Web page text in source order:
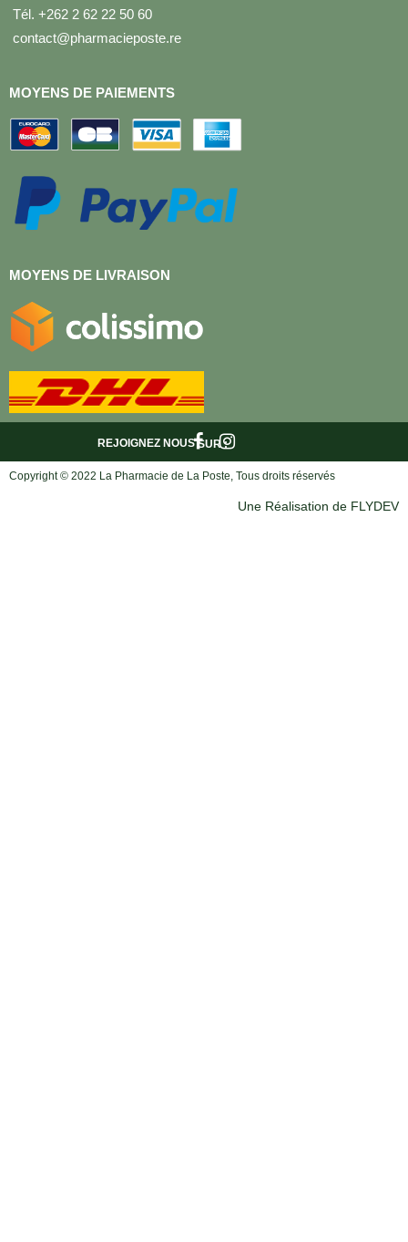
Tél. +262 2 62 22 50 60
contact@pharmacieposte.re
MOYENS DE PAIEMENTS
MOYENS DE LIVRAISON
SUR :
REJOIGNEZ NOUS
Copyright © 2022 La Pharmacie de La Poste, Tous droits réservés
Une Réalisation de FLYDEV